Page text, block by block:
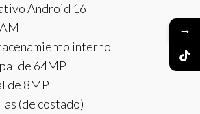
Android 16
interno
de 64MP
de 8MP
(de costado)
→